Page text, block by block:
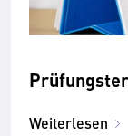
Weiterlesen